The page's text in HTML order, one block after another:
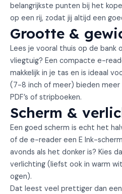
belangrijkste punten bij het
op een rij, zodat jij altijd een
Grootte &
Lees je vooral thuis op de bank
vliegtuig? Een compacte e-
makkelijk in je tas en is ideaal
(7-8 inch of meer) bieden
PDF’s of stripboeken.
Scherm &
Een goed scherm is echt het
of de e-reader een E Ink-
avonds als het donker is? Kies
verlichting (liefst ook in warm
ogen).
Dat leest veel prettiger dan